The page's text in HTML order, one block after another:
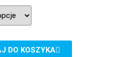
DO KOSZYKA